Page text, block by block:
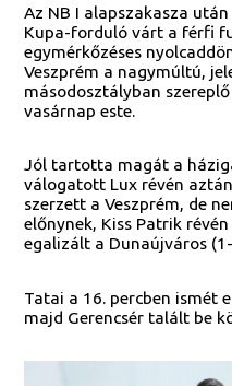
Az NB I alapszakasza
Kupa-forduló várt a férfi
egymérkőzéses
Veszprém a nagymúltú,
másodosztályban
vasárnap este.
Jól tartotta magát a
válogatott Lux révén
szerzett a Veszprém, de
előnynek, Kiss Patrik
egalizált a Dunaújváros
Tatai a 16. percben ismét
majd Gerencsér talált be